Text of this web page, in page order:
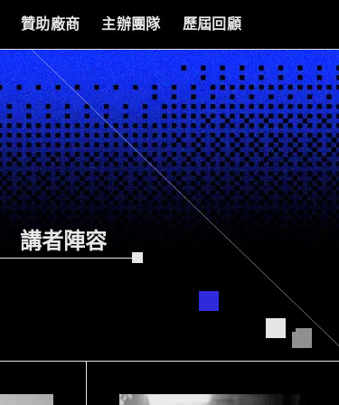
贊助廠商 主辦團隊 歷屆回顧
講者陣容